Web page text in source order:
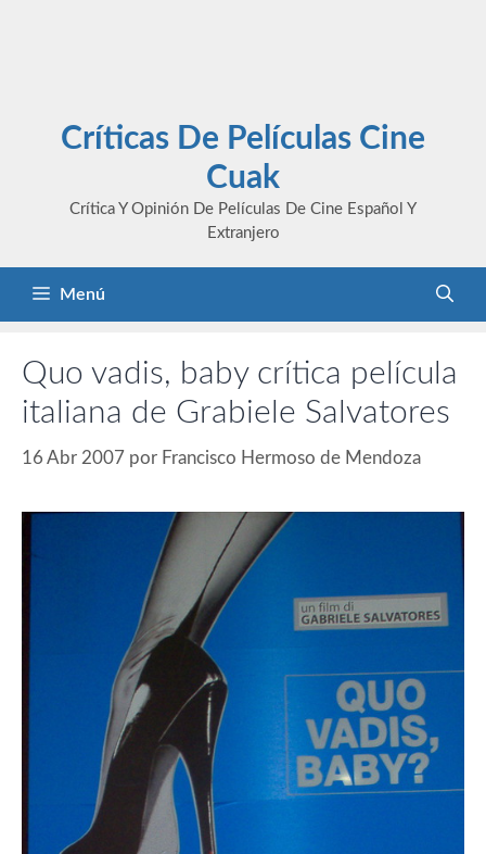
Críticas De Películas Cine
Cuak
Crítica Y Opinión De Películas De Cine Español Y
Extranjero
Menú
Quo vadis, baby crítica película
italiana de Grabiele Salvatores
16 Abr 2007 por Francisco Hermoso de Mendoza